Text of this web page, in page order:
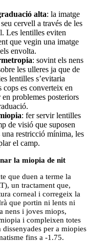
alta: la imatge
cervell a través de les
Les lentilles eviten
que vegin una imatge
envolta.
: sovint els nens
les ulleres ja que de
lentilles s’evitaria
cops es converteix en
problemes posteriors
: fer servir lentilles
de visió que suposen
restricció mínima, les
el camp.
la miopia de nit
que duen a terme la
un tractament que,
corneal i corregeix la
que portin ni lents ni
nens i joves miops,
i compleixen totes
per a miopies
fins a -1.75.